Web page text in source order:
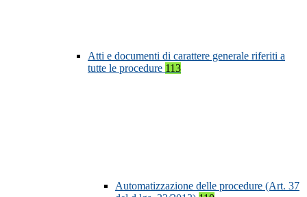
Atti e documenti di carattere generale riferiti a
tutte le procedure 113
Automatizzazione delle procedure (Art. 37